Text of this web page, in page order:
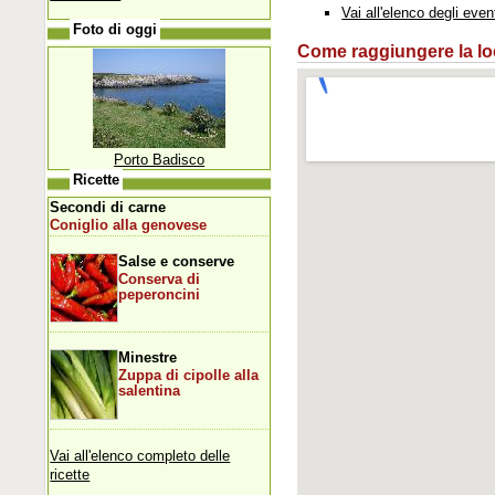
Vai all'elenco degli
Come raggiungere la
Foto di oggi
Porto Badisco
Ricette
Secondi di carne
Coniglio alla genovese
Salse e conserve
Conserva di
peperoncini
Minestre
Zuppa di cipolle alla
salentina
Vai all'elenco completo delle
ricette